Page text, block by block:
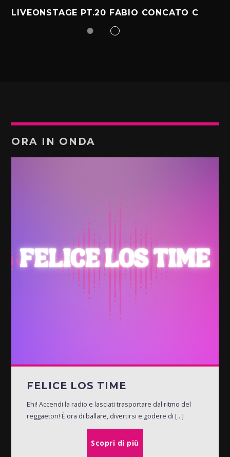
LIVEONSTAGE PT.20 FABIO CONCATO C
ORA IN ONDA
FELICE LOS TIME
Ehi! Accendi la radio e lasciati trasportare dal ritmo del
reggaeton! È ora di ballare, divertirsi e godere di [...]
Scopri di più